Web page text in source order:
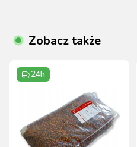
Zobacz także
24h